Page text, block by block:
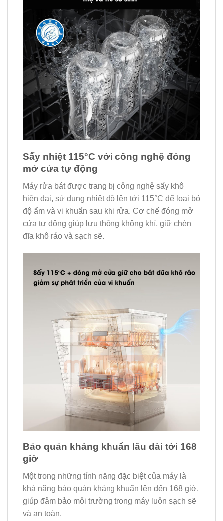
Sấy nhiệt 115°C với công nghệ đóng
mở cửa tự động
Máy rửa bát được trang bị công nghệ sấy khô
hiện đại, sử dụng nhiệt độ lên tới 115°C để loại bỏ
độ ẩm và vi khuẩn sau khi rửa. Cơ chế đóng mở
cửa tự động giúp lưu thông không khí, giữ chén
đĩa khô ráo và sạch sẽ.
Bảo quản kháng khuẩn lâu dài tới 168
giờ
Một trong những tính năng đặc biệt của máy là
khả năng bảo quản kháng khuẩn lên đến 168 giờ,
giúp đảm bảo môi trường trong máy luôn sạch sẽ
và an toàn.